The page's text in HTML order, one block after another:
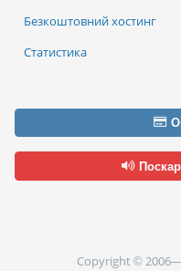
Безкоштовний хостинг
Статистика
Copyright ©